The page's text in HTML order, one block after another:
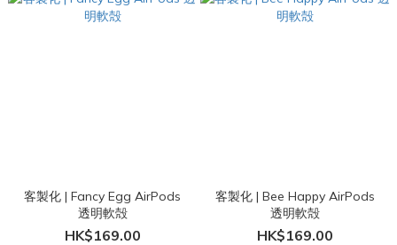
客製化 | Fancy Egg AirPods
透明軟殻
HK$169.00
客製化 | Bee Happy AirPods
透明軟殻
HK$169.00